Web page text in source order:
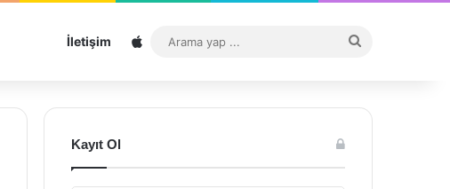
İletişim Sitemap
...
Kayıt Ol